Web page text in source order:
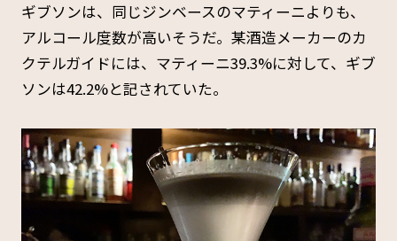
ギブソンは、同じジンベースのマティーニよりも、
アルコール度数が高いそうだ。某酒造メーカーのカ
クテルガイドには、マティーニ39.3%に対して、ギブ
ソンは42.2%と記されていた。